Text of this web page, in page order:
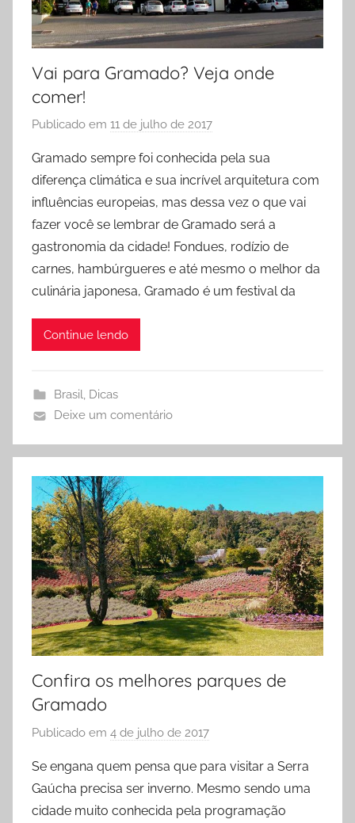
Vai para Gramado? Veja onde
comer!
Publicado em 11 de julho de 2017
r
R
o
d
r
i
g
Gramado sempre foi conhecida pela sua
diferença climática e sua incrível arquitetura com
influências europeias, mas dessa vez o que vai
fazer você se lembrar de Gramado será a
gastronomia da cidade! Fondues, rodízio de
carnes, hambúrgueres e até mesmo o melhor da
culinária japonesa, Gramado é um festival da
Continue lendo
Brasil, Dicas
Deixe um comentário
Confira os melhores parques de
Gramado
Publicado em 4 de julho de 2017
r
R
o
Se engana quem pensa que para visitar a Serra
Gaúcha precisa ser inverno. Mesmo sendo uma
cidade muito conhecida pela programação